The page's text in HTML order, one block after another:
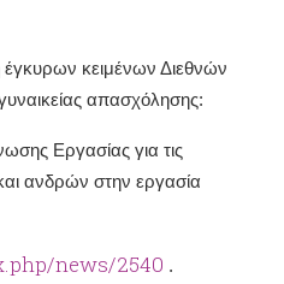
κειμένων Διεθνών
απασχόλησης:
Εργασίας για τις
ανδρών στην εργασία
news/2540 .